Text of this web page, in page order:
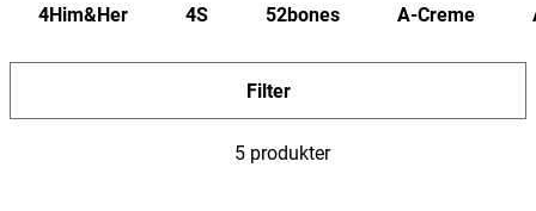
4Him&Her 4S 52bones A-Creme
Filter
5 produkter